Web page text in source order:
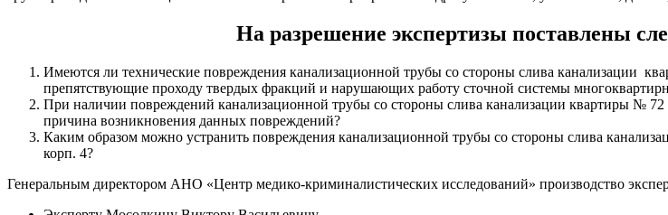
На разрешение экспертизы поставлены
Имеются ли технические повреждения канализационной трубы со стороны слива
препятствующие проходу твердых фракций и нарушающих работу сточной системы
При наличии повреждений канализационной трубы со стороны слива канализации квартиры №
причина возникновения данных повреждений?
Каким образом можно устранить повреждения канализационной трубы со стороны слива
корп. 4?
Генеральным директором АНО «Центр медико-криминалистических исследований» производство